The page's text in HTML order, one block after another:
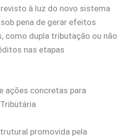
à luz do novo sistema
pena de gerar efeitos
como dupla tributação ou não
nas etapas
ações concretas para
promovida pela